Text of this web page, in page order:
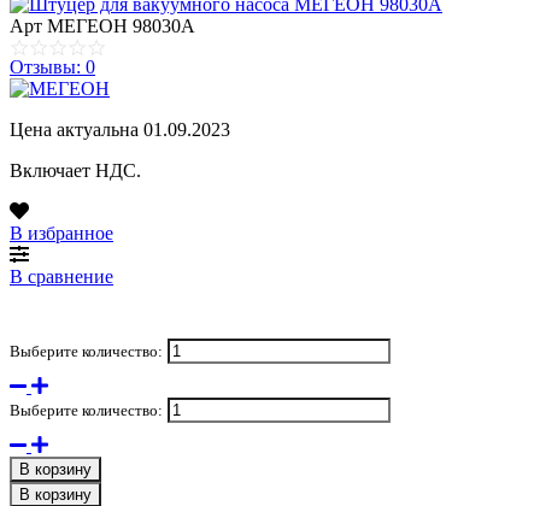
Арт МЕГЕОН 98030А
Отзывы: 0
Цена актуальна 01.09.2023
Включает НДС.
В избранное
В сравнение
Выберите количество:
Выберите количество:
В корзину
В корзину